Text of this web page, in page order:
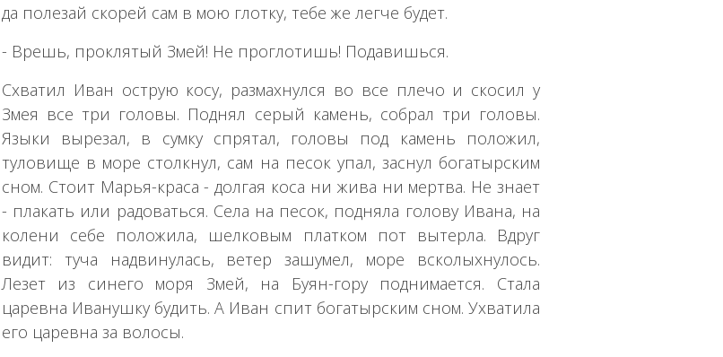
да полезай скорей сам в мою глотку, тебе же легче будет.
- Врешь, проклятый Змей! Не проглотишь! Подавишься.
Схватил Иван острую косу, размахнулся во все плечо и скосил у
Змея все три головы. Поднял серый камень, собрал три головы.
Языки вырезал, в сумку спрятал, головы под камень положил,
туловище в море столкнул, сам на песок упал, заснул богатырским
сном. Стоит Марья-краса - долгая коса ни жива ни мертва. Не знает
- плакать или радоваться. Села на песок, подняла голову Ивана, на
колени себе положила, шелковым платком пот вытерла. Вдруг
видит: туча надвинулась, ветер зашумел, море всколыхнулось.
Лезет из синего моря Змей, на Буян-гору поднимается. Стала
царевна Иванушку будить. А Иван спит богатырским сном. Ухватила
его царевна за волосы.